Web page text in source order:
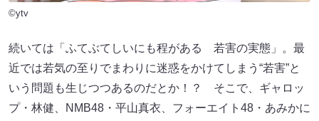
©ytv
続いては「ふてぶてしいにも程がある 若害の実態」。最
近では若気の至りでまわりに迷惑をかけてしまう“若害”と
いう問題も生じつつあるのだとか！？ そこで、ギャロッ
プ・林健、NMB48・平山真衣、フォーエイト48・あみかに